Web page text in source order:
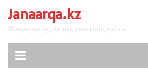
содержанию
Janaarqa.kz
Жаңаарқа аудандық газетінің сайты